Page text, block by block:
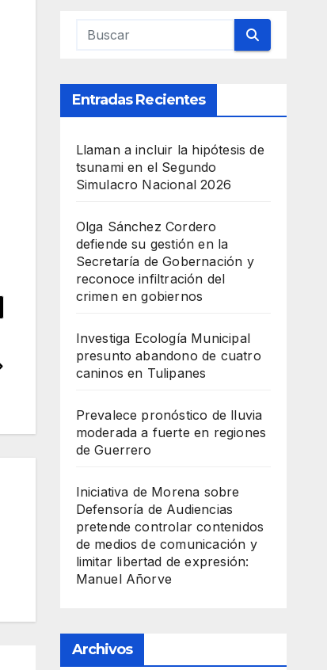
Entradas Recientes
Llaman a incluir la hipótesis de
tsunami en el Segundo
Simulacro Nacional 2026
Olga Sánchez Cordero
defiende su gestión en la
Secretaría de Gobernación y
reconoce infiltración del
crimen en gobiernos
Investiga Ecología Municipal
presunto abandono de cuatro
caninos en Tulipanes
Prevalece pronóstico de lluvia
moderada a fuerte en regiones
de Guerrero
Iniciativa de Morena sobre
Defensoría de Audiencias
pretende controlar contenidos
de medios de comunicación y
limitar libertad de expresión:
Manuel Añorve
Archivos